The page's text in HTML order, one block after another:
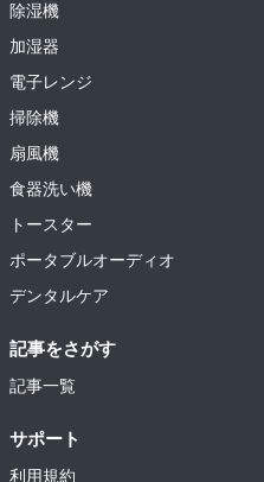
除湿機
加湿器
電子レンジ
掃除機
扇風機
食器洗い機
トースター
ポータブルオーディオ
デンタルケア
記事をさがす
記事一覧
サポート
利用規約